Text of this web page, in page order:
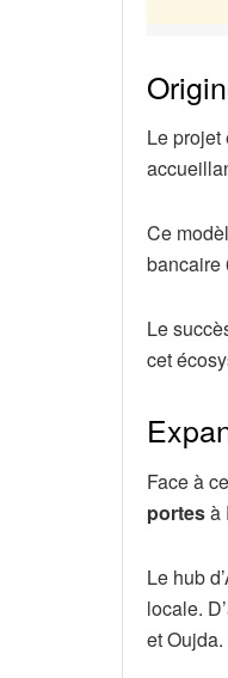
Le projet
Ce
bancaire
Le
cet
Face à
portesà
Le hub
locale.
et Oujda.